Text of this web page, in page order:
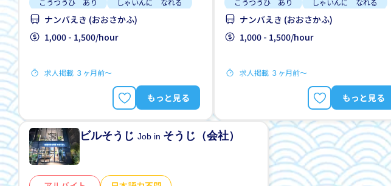
こうつうひ あり
しゃいんに なれる
りゅうがくせい かんげい
みじかい あいだの しごと
ナンバえき (おおさかふ)
1,000 - 1,500/hour
求人掲載 ３ヶ月前〜
もっと見る
こうつうひ あり
しゃいんに なれる
りゅうがくせい かんげい
みじかい あいだの しごと
ナンバえき (おおさかふ)
1,000 - 1,500/hour
求人掲載 ３ヶ月前〜
もっと見る
ビルそうじJob in そうじ（会社）